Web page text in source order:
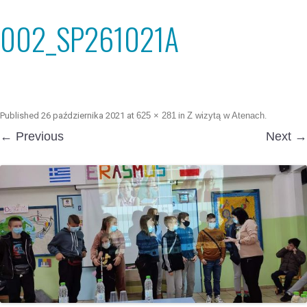
002_SP261021A
Published 26 października 2021 at 625 × 281 in Z wizytą w Atenach.
← Previous Next →